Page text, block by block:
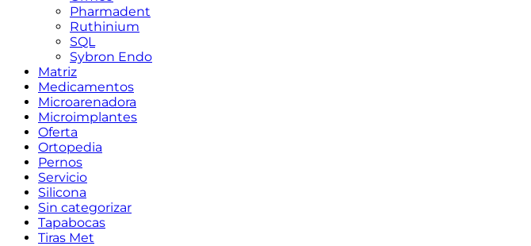
Pharmadent
Ruthinium
SQL
Sybron Endo
Matriz
Medicamentos
Microarenadora
Microimplantes
Oferta
Ortopedia
Pernos
Servicio
Silicona
Sin categorizar
Tapabocas
Tiras Met